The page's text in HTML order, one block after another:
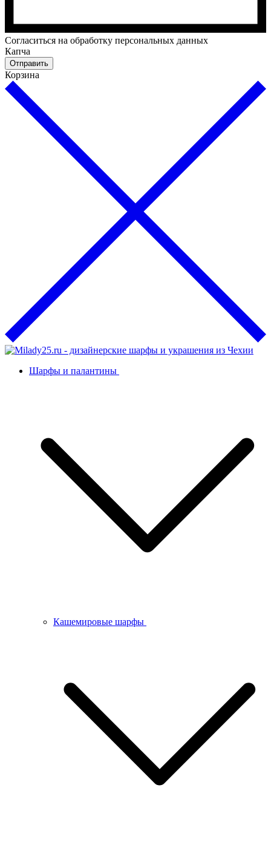
Cогласиться на обработку персональных данных
Капча
Отправить
Корзина
Шарфы и палантины
Кашемировые шарфы